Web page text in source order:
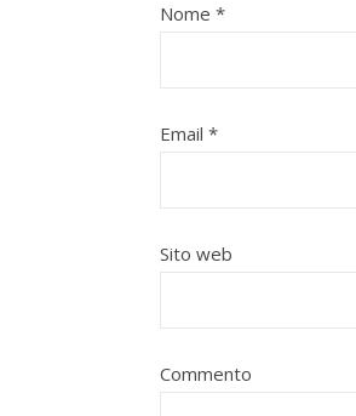
Nome *
Email *
Sito web
Commento